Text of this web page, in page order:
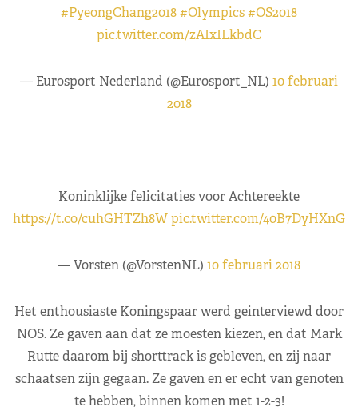
#PyeongChang2018#Olympics#OS2018
pic.twitter.com/zAIxILkbdC
— Eurosport Nederland (@Eurosport_NL) 10 februari
2018
Koninklijke felicitaties voor Achtereekte
https://t.co/cuhGHTZh8Wpic.twitter.com/40B7DyHXnG
— Vorsten (@VorstenNL) 10 februari 2018
Het enthousiaste Koningspaar werd geinterviewd door
NOS. Ze gaven aan dat ze moesten kiezen, en dat Mark
Rutte daarom bij shorttrack is gebleven, en zij naar
schaatsen zijn gegaan. Ze gaven en er echt van genoten
te hebben, binnen komen met 1-2-3!